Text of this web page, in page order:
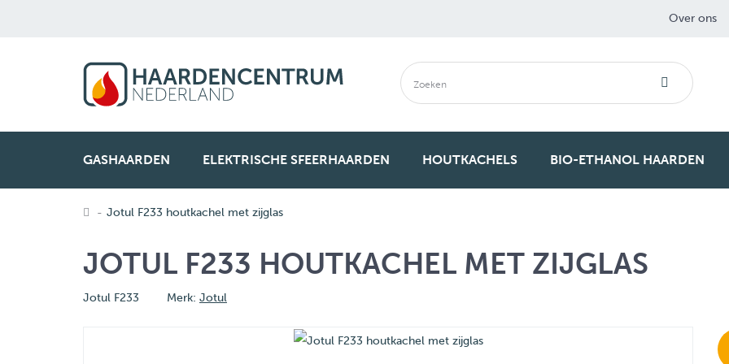
Over ons
GASHAARDEN ELEKTRISCHE SFEERHAARDEN HOUTKACHELS BIO-ETHANOL HAARDEN
Jotul F233 houtkachel met zijglas
JOTUL F233 HOUTKACHEL MET ZIJGLAS
Jotul F233 Merk: Jotul